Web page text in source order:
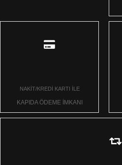
NAKİT/KREDİ KARTI İLE
KAPIDA ÖDEME İMKANI